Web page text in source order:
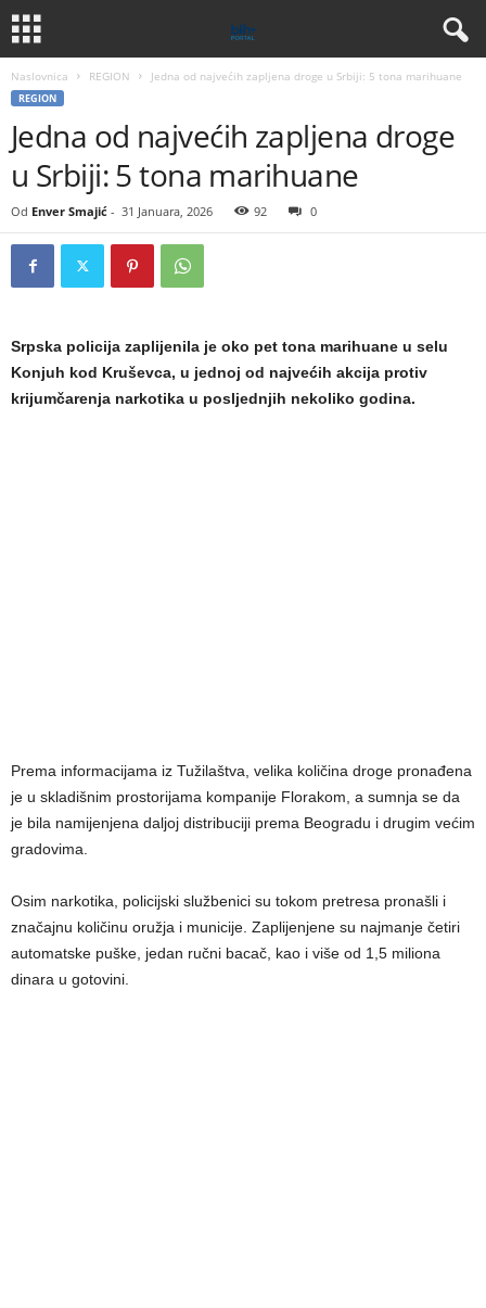
Naslovnica REGION Jedna od najvećih zapljena droge u Srbiji: 5 tona marihuane
REGION
Jedna od najvećih zapljena droge
u Srbiji: 5 tona marihuane
Od Enver Smajić - 31 Januara, 2026 92 0
Srpska policija zaplijenila je oko pet tona marihuane u selu
Konjuh kod Kruševca, u jednoj od najvećih akcija protiv
krijumčarenja narkotika u posljednjih nekoliko godina.
Prema informacijama iz Tužilaštva, velika količina droge pronađena
je u skladišnim prostorijama kompanije Florakom, a sumnja se da
je bila namijenjena daljoj distribuciji prema Beogradu i drugim većim
gradovima.
Osim narkotika, policijski službenici su tokom pretresa pronašli i
značajnu količinu oružja i municije. Zaplijenjene su najmanje četiri
automatske puške, jedan ručni bacač, kao i više od 1,5 miliona
dinara u gotovini.